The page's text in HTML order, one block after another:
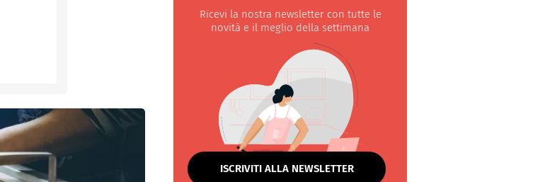
Ricevi la nostra newsletter con tutte le
novità e il meglio della settimana
ISCRIVITI ALLA NEWSLETTER